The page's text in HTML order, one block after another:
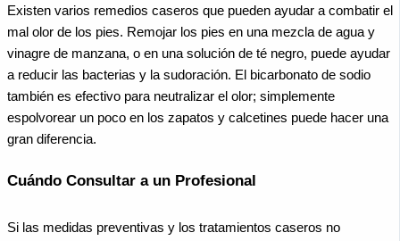
Existen varios remedios caseros que pueden ayudar a combatir el
mal olor de los pies. Remojar los pies en una mezcla de agua y
vinagre de manzana, o en una solución de té negro, puede ayudar
a reducir las bacterias y la sudoración. El bicarbonato de sodio
también es efectivo para neutralizar el olor; simplemente
espolvorear un poco en los zapatos y calcetines puede hacer una
gran diferencia.
Cuándo Consultar a un Profesional
Si las medidas preventivas y los tratamientos caseros no